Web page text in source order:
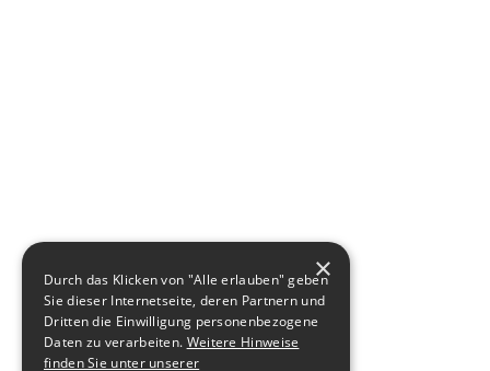
×
Durch das Klicken von "Alle erlauben" geben
Sie dieser Internetseite, deren Partnern und
Dritten die Einwilligung personenbezogene
Daten zu verarbeiten. Weitere Hinweise
finden Sie unter unserer